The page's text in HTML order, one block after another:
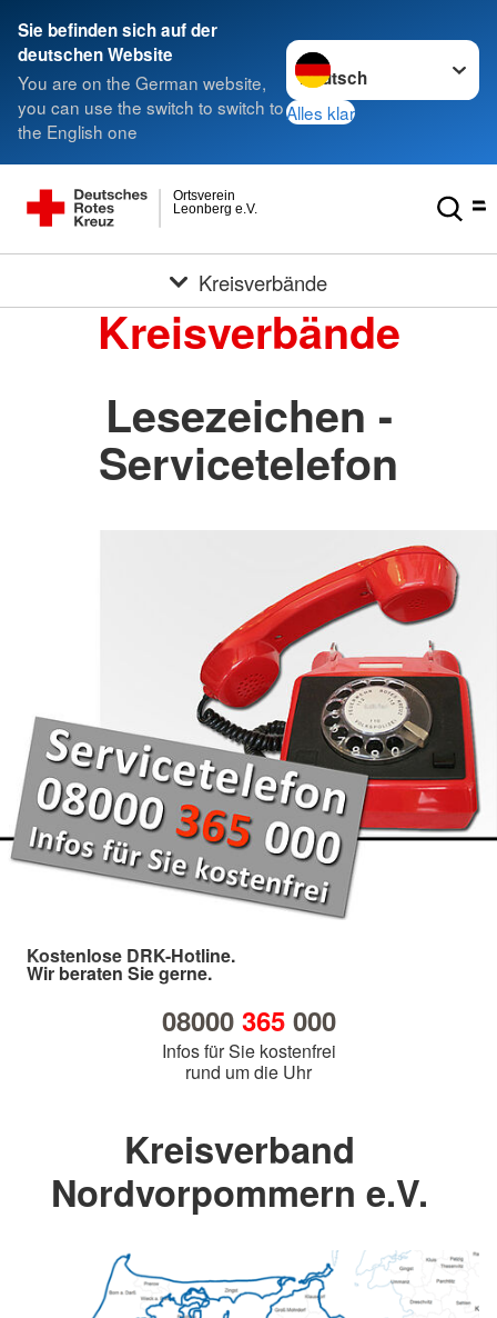
Sie befinden sich auf der
deutschen Website
You are on the German website,
you can use the switch to switch to
the English one
Sprache wechseln zu
Alles klar
Leonberg e.V.
Ortsverein
Kreisverbände
Kreisverbände
Lesezeichen -
Servicetelefon
Kostenlose DRK-Hotline.
Wir beraten Sie gerne.
08000 365000
Infos für Sie kostenfrei
rund um die Uhr
Kreisverband
Nordvorpommern e.V.